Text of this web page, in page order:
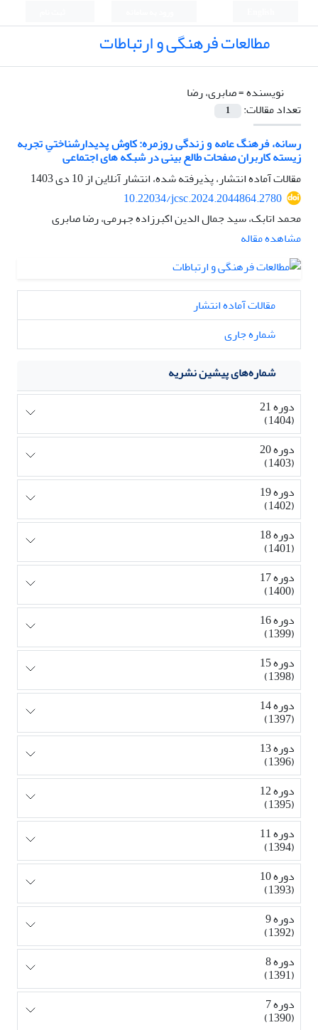
مطالعات فرهنگی و ارتباطات
نویسنده =صابری، رضا
تعداد مقالات:
1
رسانه، فرهنگ عامه و زندگی روزمره: کاوش پدیدارشناختیِ تجربه
زیسته کاربران صفحات طالع بینی در شبکه های اجتماعی
مقالات آماده انتشار، پذیرفته شده، انتشار آنلاین از10 دی 1403
10.22034/jcsc.2024.2044864.2780
محمد اتابک، سید جمال الدین اکبرزاده جهرمی، رضا صابری
مشاهده مقاله
مقالات آماده انتشار
شماره جاری
شماره‌های پیشین نشریه
دوره 21
(1404)
دوره 20
(1403)
دوره 19
(1402)
دوره 18
(1401)
دوره 17
(1400)
دوره 16
(1399)
دوره 15
(1398)
دوره 14
(1397)
دوره 13
(1396)
دوره 12
(1395)
دوره 11
(1394)
دوره 10
(1393)
دوره 9
(1392)
دوره 8
(1391)
دوره 7
(1390)